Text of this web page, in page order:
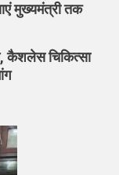
आश्रित
कर्मियों
मुख्यमंत्री तक
कैशलेस चिकित्सा